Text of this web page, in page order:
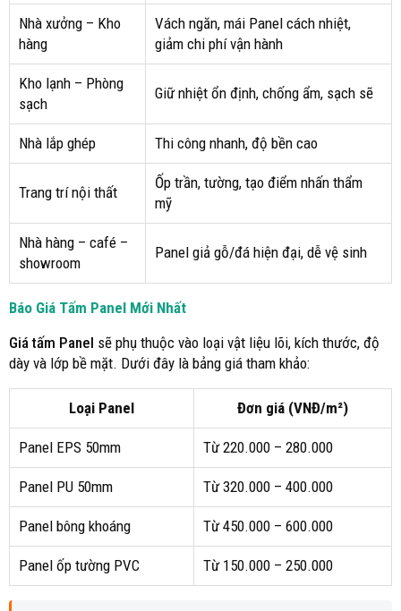
Nhà xưởng – Kho
hàng
Vách ngăn, mái Panel cách nhiệt,
giảm chi phí vận hành
Kho lạnh – Phòng
sạch
Giữ nhiệt ổn định, chống ẩm, sạch sẽ
Nhà lắp ghép Thi công nhanh, độ bền cao
Trang trí nội thất
Ốp trần, tường, tạo điểm nhấn thẩm
mỹ
Nhà hàng – café –
showroom
Panel giả gỗ/đá hiện đại, dễ vệ sinh
Báo Giá Tấm Panel Mới Nhất
Giá tấm Panel sẽ phụ thuộc vào loại vật liệu lõi, kích thước, độ
dày và lớp bề mặt. Dưới đây là bảng giá tham khảo:
Loại Panel Đơn giá (VNĐ/m²)
Panel EPS 50mm Từ 220.000 – 280.000
Panel PU 50mm Từ 320.000 – 400.000
Panel bông khoáng Từ 450.000 – 600.000
Panel ốp tường PVC Từ 150.000 – 250.000